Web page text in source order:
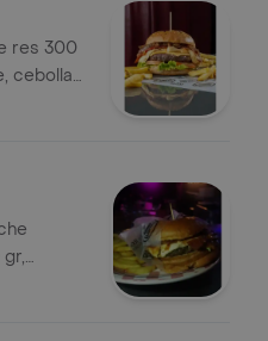
res 300
cebolla
crema,